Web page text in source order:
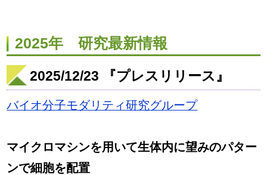
2025年 研究最新情報
2025/12/23 『プレスリリース』
バイオ分子モダリティ研究グループ
マイクロマシンを用いて生体内に望みのパター
ンで細胞を配置